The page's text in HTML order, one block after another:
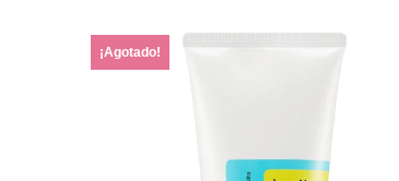
¡Agotado!